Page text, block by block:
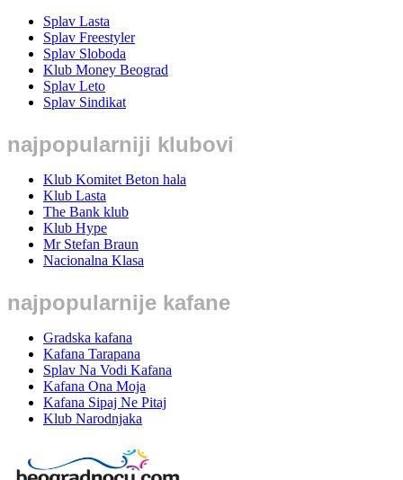
Splav Lasta
Splav Freestyler
Splav Sloboda
Klub Money Beograd
Splav Leto
Splav Sindikat
najpopularniji klubovi
Klub Komitet Beton hala
Klub Lasta
The Bank klub
Klub Hype
Mr Stefan Braun
Nacionalna Klasa
najpopularnije kafane
Gradska kafana
Kafana Tarapana
Splav Na Vodi Kafana
Kafana Ona Moja
Kafana Sipaj Ne Pitaj
Klub Narodnjaka